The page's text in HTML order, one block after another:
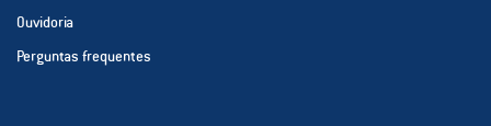
Ouvidoria
Perguntas frequentes